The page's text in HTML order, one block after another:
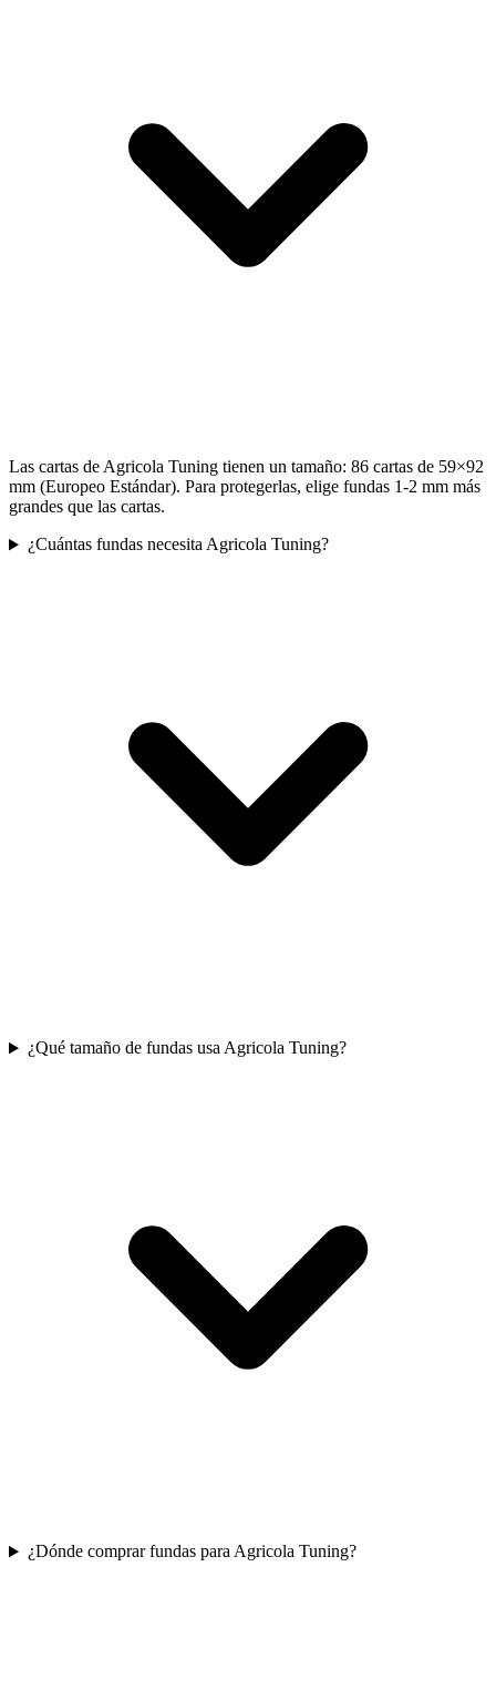
Las cartas de Agricola Tuning tienen un tamaño: 86 cartas de 59×92
mm (Europeo Estándar). Para protegerlas, elige fundas 1-2 mm más
grandes que las cartas.
¿Cuántas fundas necesita Agricola Tuning?
¿Qué tamaño de fundas usa Agricola Tuning?
¿Dónde comprar fundas para Agricola Tuning?